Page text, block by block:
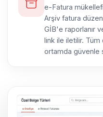
e-Fatura
Arşiv fatura
GİB'e raporlanır
link ile iletilir.
ortamda güvenle